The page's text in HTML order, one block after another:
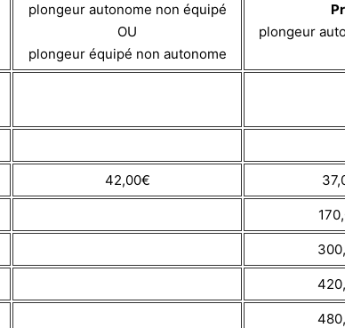
plongeur autonome non équipé
OU
plongeur équipé non autonome
plongeur
42,00€